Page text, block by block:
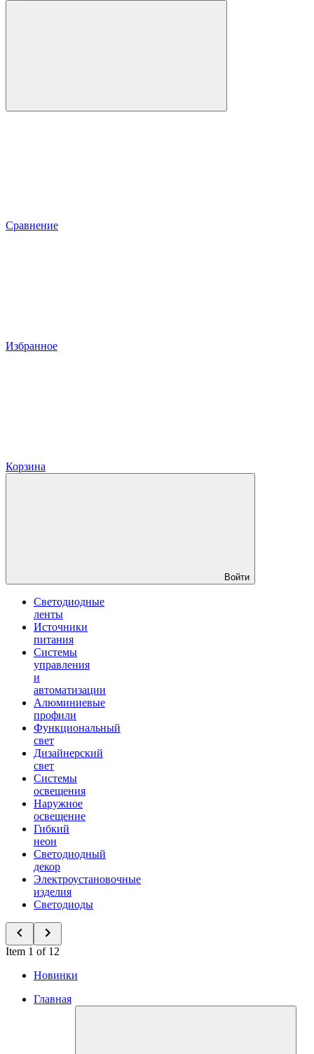
Сравнение
Избранное
Корзина
Войти
Светодиодные
ленты
Источники
питания
Системы
управления
и
автоматизации
Алюминиевые
профили
Функциональный
свет
Дизайнерский
свет
Системы
освещения
Наружное
освещение
Гибкий
неон
Светодиодный
декор
Электроустановочные
изделия
Светодиоды
Item 1 of 12
Новинки
Главная